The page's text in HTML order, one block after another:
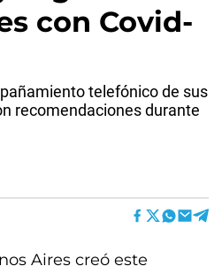
con Covid-
telefónico de sus
recomendaciones durante
Aires creó este